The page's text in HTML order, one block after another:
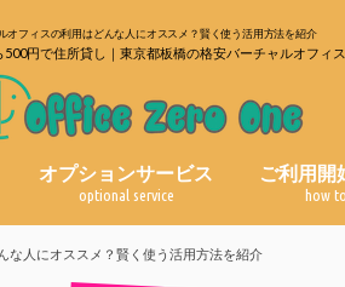
オフィスの利用はどんな人にオススメ？賢く使う活用方法を紹介
500円で住所貸し｜東京都板橋の格安バーチャルオフィス
オプションサービス
optional service
郵便物転送サービス
電話代行サービス
ご利用開
how
な人にオススメ？賢く使う活用方法を紹介